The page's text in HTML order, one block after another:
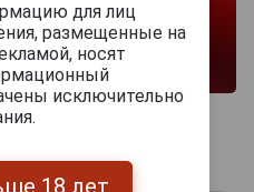
A. TURRENT
для лиц
размещенные на
носят
исключительно
18 лет